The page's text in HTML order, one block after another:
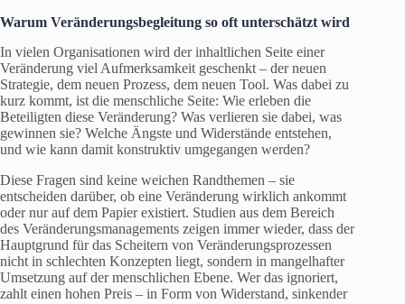
Warum Veränderungsbegleitung so oft unterschätzt wird
In vielen Organisationen wird der inhaltlichen Seite einer
Veränderung viel Aufmerksamkeit geschenkt – der neuen
Strategie, dem neuen Prozess, dem neuen Tool. Was dabei zu
kurz kommt, ist die menschliche Seite: Wie erleben die
Beteiligten diese Veränderung? Was verlieren sie dabei, was
gewinnen sie? Welche Ängste und Widerstände entstehen,
und wie kann damit konstruktiv umgegangen werden?
Diese Fragen sind keine weichen Randthemen – sie
entscheiden darüber, ob eine Veränderung wirklich ankommt
oder nur auf dem Papier existiert. Studien aus dem Bereich
des Veränderungsmanagements zeigen immer wieder, dass der
Hauptgrund für das Scheitern von Veränderungsprozessen
nicht in schlechten Konzepten liegt, sondern in mangelhafter
Umsetzung auf der menschlichen Ebene. Wer das ignoriert,
zahlt einen hohen Preis – in Form von Widerstand, sinkender